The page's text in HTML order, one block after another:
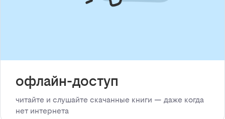
офлайн-доступ
читайте и слушайте скачанные книги — даже когда
нет интернета